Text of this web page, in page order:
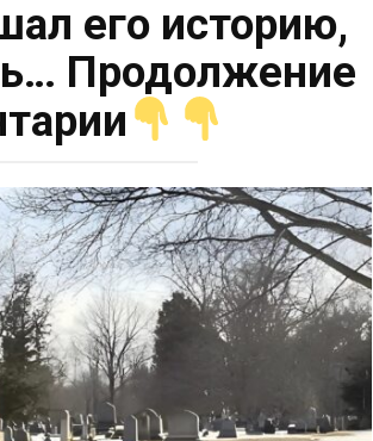
его историю,
Продолжение